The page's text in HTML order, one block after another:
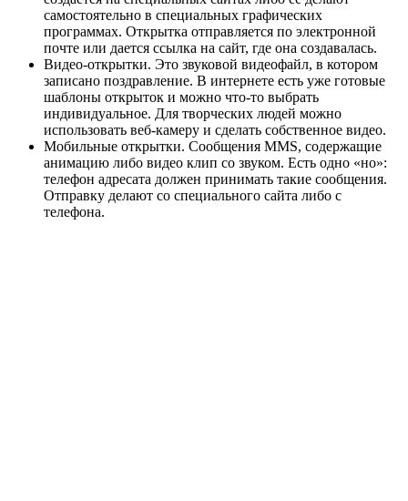
самостоятельно в специальных графических
программах. Открытка отправляется по электронной
почте или дается ссылка на сайт, где она создавалась.
Видео-открытки. Это звуковой видеофайл, в котором
записано поздравление. В интернете есть уже готовые
шаблоны открыток и можно что-то выбрать
индивидуальное. Для творческих людей можно
использовать веб-камеру и сделать собственное видео.
Мобильные открытки. Сообщения ММS, содержащие
анимацию либо видео клип со звуком. Есть одно «но»:
телефон адресата должен принимать такие сообщения.
Отправку делают со специального сайта либо с
телефона.